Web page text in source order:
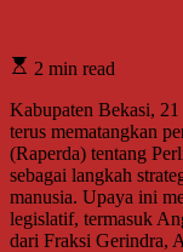
2 min read
Kabupaten Bekasi,
terus mematangkan
(Raperda) tentang
sebagai langkah
manusia. Upaya ini
legislatif, termasuk
dari Fraksi Gerindra,